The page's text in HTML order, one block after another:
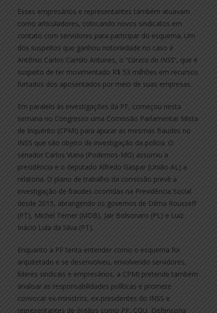
Esses empresários e representantes também atuavam
como articuladores, colocando novos sindicatos em
contato com servidores para participar do esquema. Um
dos suspeitos que ganhou notoriedade no caso é
Antônio Carlos Camilo Antunes, o “Careca do INSS“, que é
suspeito de ter movimentado R$ 53 milhões em recursos
furtados dos aposentados por meio de suas empresas.
Em paralelo às investigações da PF, começou nesta
semana no Congresso uma Comissão Parlamentar Mista
de Inquérito (CPMI) para apurar as mesmas fraudes no
INSS que são objeto de investigação da polícia. O
senador Carlos Viana (Podemos-MG) assumiu a
presidência e o deputado Alfredo Gaspar (União-AL) a
relatoria. O plano de trabalho da comissão prevê a
investigação de fraudes ocorridas na Previdência Social
desde 2015, abrangendo os governos de Dilma Rousseff
(PT), Michel Temer (MDB), Jair Bolsonaro (PL) e Luiz
Inácio Lula da Silva (PT).
Enquanto a PF tenta entender como o esquema foi
arquitetado e se desenvolveu, envolvendo servidores,
líderes sindicais e empresários, a CPMI pretende também
analisar as responsabilidades políticas e promete
convocar ex-ministros, ex-presidentes do INSS e
representantes de órgãos como PF, CGU, Defensoria